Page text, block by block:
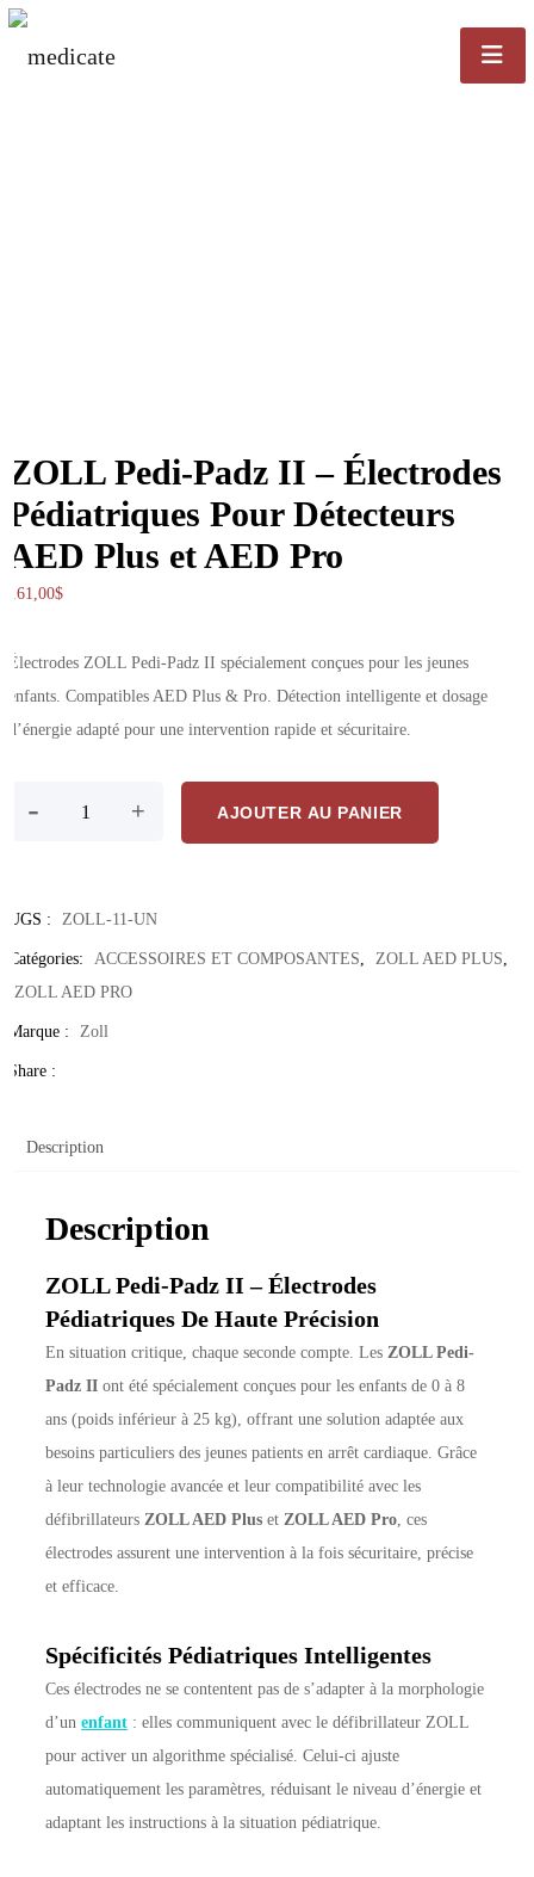
ZOLL Pedi-Padz II – Électrodes
Pédiatriques Pour Détecteurs
AED Plus et AED Pro
161,00$
Électrodes ZOLL Pedi-Padz II spécialement conçues pour les jeunes
enfants. Compatibles AED Plus & Pro. Détection intelligente et dosage
d’énergie adapté pour une intervention rapide et sécuritaire.
- + AJOUTER AU PANIER
UGS : ZOLL-11-UN
Catégories: ACCESSOIRES ET COMPOSANTES ZOLL AED PLUS
ZOLL AED PRO
Marque : Zoll
Share :
Description
Description
ZOLL Pedi-Padz II – Électrodes
Pédiatriques De Haute Précision
En situation critique, chaque seconde compte. Les ZOLL Pedi-
Padz II ont été spécialement conçues pour les enfants de 0 à 8
ans (poids inférieur à 25 kg), offrant une solution adaptée aux
besoins particuliers des jeunes patients en arrêt cardiaque. Grâce
à leur technologie avancée et leur compatibilité avec les
défibrillateurs ZOLL AED Plus et ZOLL AED Pro , ces
électrodes assurent une intervention à la fois sécuritaire, précise
et efficace.
Spécificités Pédiatriques Intelligentes
Ces électrodes ne se contentent pas de s’adapter à la morphologie
d’unenfant : elles communiquent avec le défibrillateur ZOLL
pour activer un algorithme spécialisé. Celui-ci ajuste
automatiquement les paramètres, réduisant le niveau d’énergie et
adaptant les instructions à la situation pédiatrique.